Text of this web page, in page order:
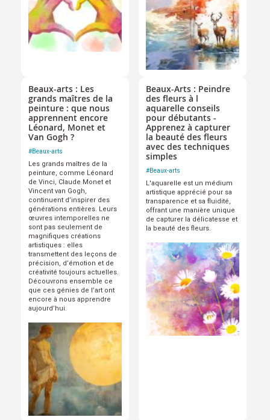
Beaux-arts : Les
grands maîtres de la
peinture : que nous
apprennent encore
Léonard, Monet et
Van Gogh ?
#Beaux-arts
Les grands maîtres de la
peinture, comme Léonard
de Vinci, Claude Monet et
Vincent van Gogh,
continuent d’inspirer des
générations entières. Leurs
œuvres intemporelles ne
sont pas seulement de
magnifiques créations
artistiques : elles
transmettent des leçons de
précision, d’émotion et de
créativité toujours actuelles.
Découvrons ensemble ce
que ces génies de l’art ont
encore à nous apprendre
aujourd’hui.
Beaux-Arts : Peindre
des fleurs à l
aquarelle conseils
pour débutants -
Apprenez à capturer
la beauté des fleurs
avec des techniques
simples
#Beaux-arts
L'aquarelle est un médium
artistique apprécié pour sa
transparence et sa fluidité,
offrant une manière unique
de capturer la délicatesse et
la beauté des fleurs.